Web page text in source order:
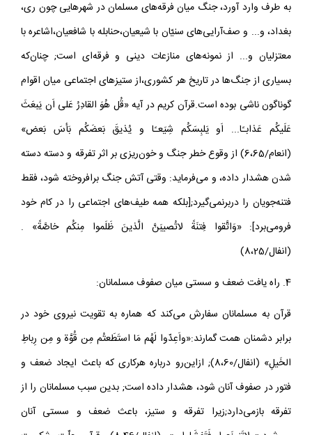
به طرف وارد آورد، جنگ ميان فرقه‌هاى مسلمان در شهرهايى چون رى،
بغداد، و‌... و صف‌آرايى‌هاى سنيّان با شيعيان،حنابله با شافعيان،اشاعره با
معتزليان و‌... از نمونه‌هاى منازعات دينى و فرقه‌اى است; چنان‌كه
بسيارى از جنگ‌ها در تاريخ هر كشورى،از ستيزهاى اجتماعى ميان اقوام
گوناگون ناشى بوده است.قرآن كريم در آيه «قُل هُوَ القادِرُ عَلى اَن يَبعَثَ
عَلَيكُم عَذابـًا‌... اَو يَلبِسَكُم شِيَعـًا و يُذيقَ بَعضَكُم بَأسَ بَعض»
(انعام/6،65) از وقوع خطر جنگ و خون‌ريزى بر اثر تفرقه و دسته دسته
شدن هشدار داده، و مى‌فرمايد: وقتى آتش جنگ برافروخته شود، فقط
فتنه‌جويان را دربرنمى‌گيرد;[بلكه همه طيف‌هاى اجتماعى را در كام خود
فرو‌مى‌برد]: «وَاتَّقوا فِتنَةً لاتُصيبَنَّ الَّذينَ ظَلَموا مِنكُم خاصَّةً» .
(انفال/8،25)
4. راه ‌يافت ضعف و سستى ميان صفوف مسلمانان:
قرآن به مسلمانان سفارش مى‌كند كه هماره به تقويت نيروى خود در
برابر دشمنان همت گمارند:«و‌اَعِدّوا لَهُم مَا استَطَعتُم مِن قُوَّة و مِن رِباطِ
الخَيلِ» (انفال/8،60); ازاين‌رو درباره هركارى كه باعث ايجاد ضعف و
فتور در صفوف آنان شود، هشدار داده است; بدين سبب مسلمانان را از
تفرقه باز‌مى‌دارد;زيرا تفرقه و ستيز، باعث ضعف و سستى آنان